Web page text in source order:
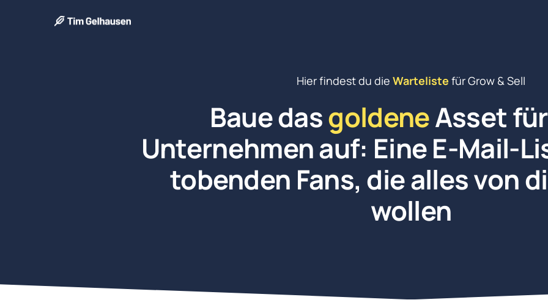
Hier findest du die Warteliste für Grow & Sell
Baue das goldene Asset
Unternehmen auf: Eine E-Mail-
tobenden Fans, die alles von
wollen